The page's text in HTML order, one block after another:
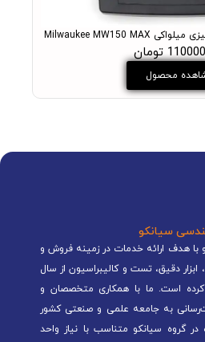
تومان
محصول
سیانکو
با هدف ارائه خدمات در زمینه فروش و
ابزار دقیق، تست و کالیبراسیون از سال
کرده است. ما با همکاری متخصصان و
به جامعه علمی و صنعتی کشور
گروه سیانکو متناسب با نیاز واحد